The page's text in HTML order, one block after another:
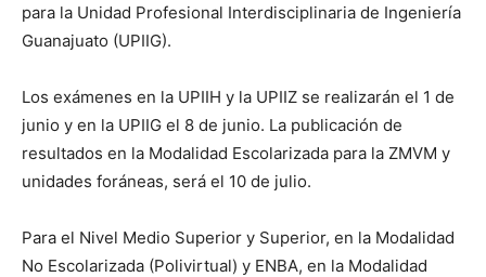
para la Unidad Profesional Interdisciplinaria de Ingeniería
Guanajuato (UPIIG).
Los exámenes en la UPIIH y la UPIIZ se realizarán el 1 de
junio y en la UPIIG el 8 de junio. La publicación de
resultados en la Modalidad Escolarizada para la ZMVM y
unidades foráneas, será el 10 de julio.
Para el Nivel Medio Superior y Superior, en la Modalidad
No Escolarizada (Polivirtual) y ENBA, en la Modalidad